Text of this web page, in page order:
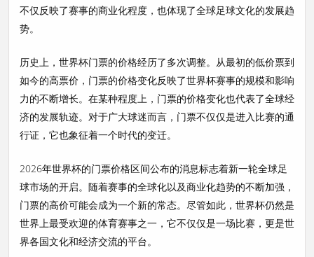
不仅反映了赛事的商业化程度，也体现了全球足球文化的发展趋
势。
历史上，世界杯门票的价格经历了多次调整。从最初的低价票到
如今的高票价，门票的价格变化反映了世界杯赛事的规模和影响
力的不断增长。在某种程度上，门票的价格变化也代表了全球经
济的发展轨迹。对于广大球迷而言，门票不仅仅是进入比赛的通
行证，它也象征着一个时代的变迁。
2026年世界杯的门票价格区间公布的消息标志着新一轮全球足
球市场的开启。随着赛事的全球化以及商业化趋势的不断加强，
门票的高价可能会成为一个新的常态。尽管如此，世界杯仍然是
世界上最受欢迎的体育赛事之一，它不仅仅是一场比赛，更是世
界各国文化和经济交流的平台。